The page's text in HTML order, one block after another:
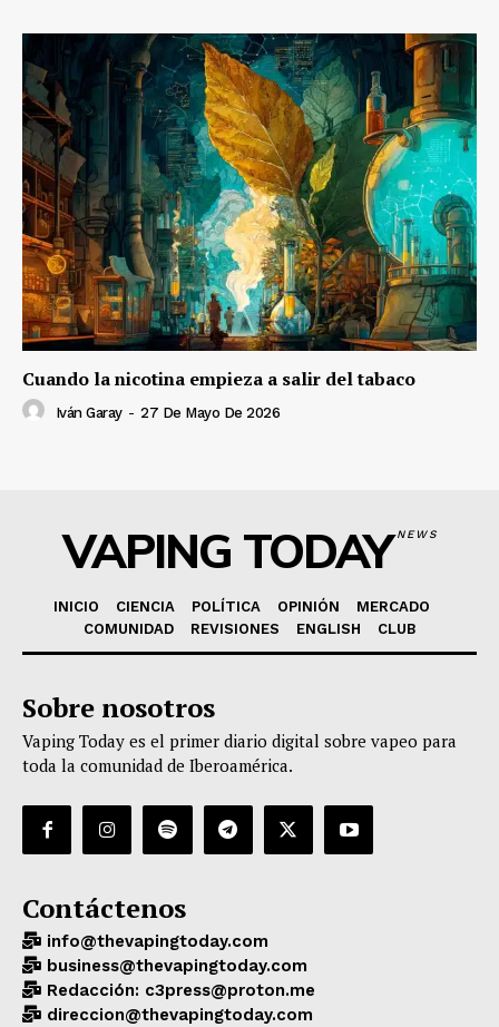
Cuando la nicotina empieza a salir del tabaco
Iván Garay - 27 De Mayo De 2026
VAPING TODAYNEWS
INICIO CIENCIA POLÍTICA OPINIÓN
MERCADO
COMUNIDAD
REVISIONES ENGLISH CLUB
Sobre nosotros
Vaping Today es el primer diario digital sobre vapeo para
toda la comunidad de Iberoamérica.
Contáctenos
info@thevapingtoday.com
business@thevapingtoday.com
Redacción: c3press@proton.me
direccion@thevapingtoday.com